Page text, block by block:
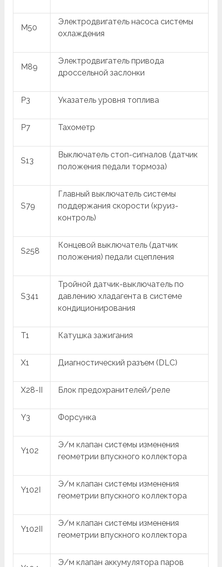
M50
Электродвигатель насоса системы
охлаждения
M89
Электродвигатель привода
дроссельной заслонки
P3 Указатель уровня топлива
P7 Тахометр
S13
Выключатель стоп-сигналов (датчик
положения педали тормоза)
S79
Главный выключатель системы
поддержания скорости (круиз-
контроль)
S258
Концевой выключатель (датчик
положения) педали сцепления
S341
Тройной датчик-выключатель по
давлению хладагента в системе
кондиционирования
T1 Катушка зажигания
X1 Диагностический разъем (DLC)
X28-II Блок предохранителей/реле
Y3 Форсунка
Y102
Э/м клапан системы изменения
геометрии впускного коллектора
Y102I
Э/м клапан системы изменения
геометрии впускного коллектора
Y102II
Э/м клапан системы изменения
геометрии впускного коллектора
Э/м клапан аккумулятора паров